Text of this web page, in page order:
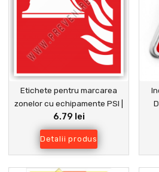
Etichete pentru marcarea
zonelor cu echipamente PSI |
Vizibile și rezistente
6.79 lei
Detalii produs